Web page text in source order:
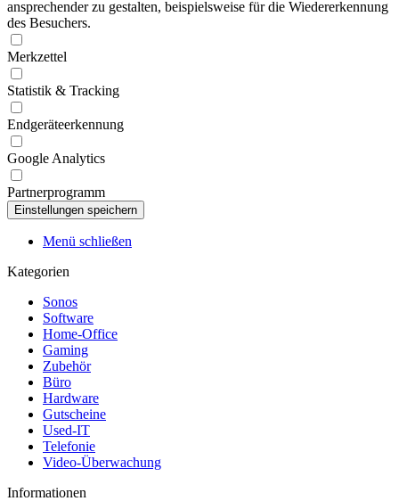
ansprechender zu gestalten, beispielsweise für die Wiedererkennung
des Besuchers.
Merkzettel
Statistik & Tracking
Endgeräteerkennung
Google Analytics
Partnerprogramm
Menü schließen
Kategorien
Sonos
Software
Home-Office
Gaming
Zubehör
Büro
Hardware
Gutscheine
Used-IT
Telefonie
Video-Überwachung
Informationen